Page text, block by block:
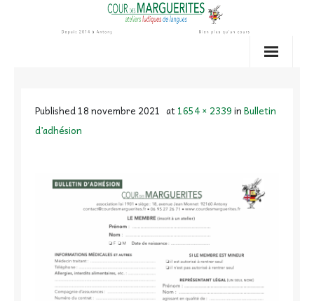
Published18 novembre 2021 at 1654 × 2339inBulletin
d’adhésion